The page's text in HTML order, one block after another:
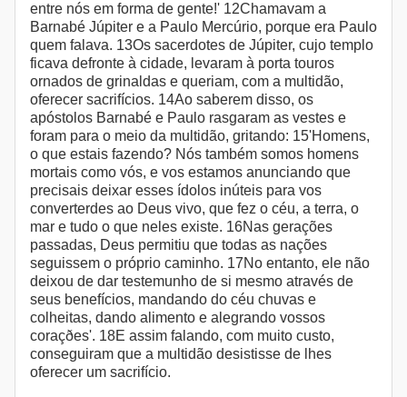
entre nós em forma de gente!' 12Chamavam a
Barnabé Júpiter e a Paulo Mercúrio, porque era Paulo
quem falava. 13Os sacerdotes de Júpiter, cujo templo
ficava defronte à cidade, levaram à porta touros
ornados de grinaldas e queriam, com a multidão,
oferecer sacrifícios. 14Ao saberem disso, os
apóstolos Barnabé e Paulo rasgaram as vestes e
foram para o meio da multidão, gritando: 15'Homens,
o que estais fazendo? Nós também somos homens
mortais como vós, e vos estamos anunciando que
precisais deixar esses ídolos inúteis para vos
converterdes ao Deus vivo, que fez o céu, a terra, o
mar e tudo o que neles existe. 16Nas gerações
passadas, Deus permitiu que todas as nações
seguissem o próprio caminho. 17No entanto, ele não
deixou de dar testemunho de si mesmo através de
seus benefícios, mandando do céu chuvas e
colheitas, dando alimento e alegrando vossos
coraçðes'. 18E assim falando, com muito custo,
conseguiram que a multidão desistisse de lhes
oferecer um sacrifício.